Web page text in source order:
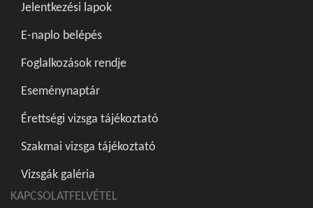
Jelentkezési lapok
E-naplo belépés
Foglalkozások rendje
Eseménynaptár
Érettségi vizsga tájékoztató
Szakmai vizsga tájékoztató
Vizsgák galéria
KAPCSOLATFELVÉTEL